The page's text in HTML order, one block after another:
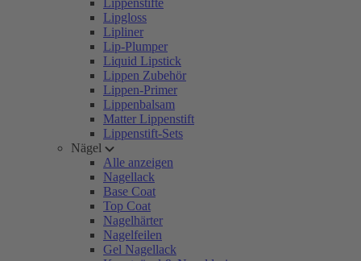
Lippenstifte
Lipgloss
Lipliner
Lip-Plumper
Liquid Lipstick
Lippen Zubehör
Lippen-Primer
Lippenbalsam
Matter Lippenstift
Lippenstift-Sets
Nägel
Alle anzeigen
Nagellack
Base Coat
Top Coat
Nagelhärter
Nagelfeilen
Gel Nagellack